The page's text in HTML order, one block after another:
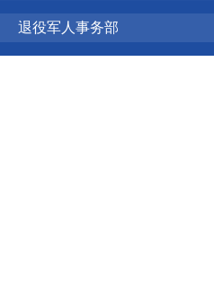
退役军人事务部